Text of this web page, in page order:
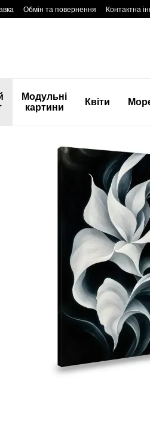
Обмін та повернення Контактна
Модульні
картини
Квіти